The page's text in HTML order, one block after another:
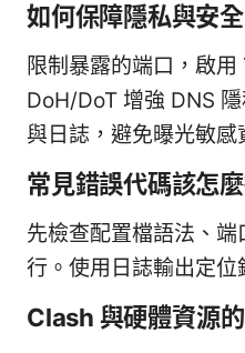
如何保障隱私與安全
限制暴露的端口，啟用
DoH/DoT 增強 DNS
與日誌，避免曝光敏感
常見錯誤代碼該怎
先檢查配置檔語法、
行。使用日誌輸出定位
Clash 與硬體資源